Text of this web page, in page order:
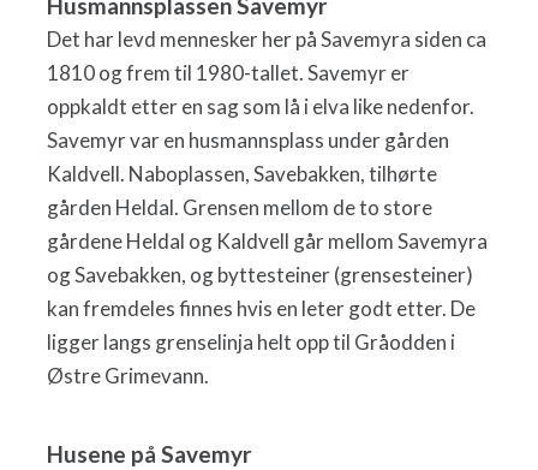
Det har levd mennesker her på Savemyra siden ca
1810 og frem til 1980-tallet. Savemyr er
oppkaldt etter en sag som lå i elva like nedenfor.
Savemyr var en husmannsplass under gården
Kaldvell. Naboplassen, Savebakken, tilhørte
gården Heldal. Grensen mellom de to store
gårdene Heldal og Kaldvell går mellom Savemyra
og Savebakken, og byttesteiner (grensesteiner)
kan fremdeles finnes hvis en leter godt etter. De
ligger langs grenselinja helt opp til Gråodden i
Østre Grimevann.
Husene på Savemyr